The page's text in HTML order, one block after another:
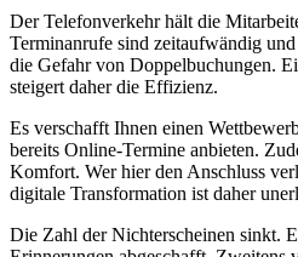
Der Telefonverkehr hält die
Terminanrufe sind zeitaufwändig
die Gefahr von Doppelbuchungen.
steigert daher die Effizienz.
Es verschafft Ihnen einen
bereits Online-Termine anbieten.
Komfort. Wer hier den Anschluss
digitale Transformation ist daher
Die Zahl der Nichterscheinen sinkt.